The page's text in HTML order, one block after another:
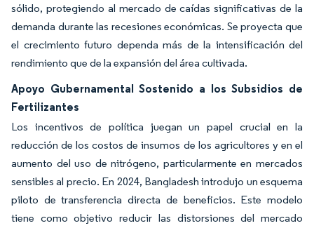
sólido, protegiendo al mercado de caídas significativas de la
demanda durante las recesiones económicas. Se proyecta que
el crecimiento futuro dependa más de la intensificación del
rendimiento que de la expansión del área cultivada.
Apoyo Gubernamental Sostenido a los Subsidios de
Fertilizantes
Los incentivos de política juegan un papel crucial en la
reducción de los costos de insumos de los agricultores y en el
aumento del uso de nitrógeno, particularmente en mercados
sensibles al precio. En 2024, Bangladesh introdujo un esquema
piloto de transferencia directa de beneficios. Este modelo
tiene como objetivo reducir las distorsiones del mercado